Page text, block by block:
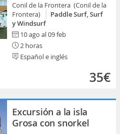
Conil de la Frontera (Conil de la
Frontera)
Paddle Surf, Surf
y Windsurf
10 ago al 09 feb
2 horas
Español e inglés
35€
Excursión a la isla
Grosa con snorkel